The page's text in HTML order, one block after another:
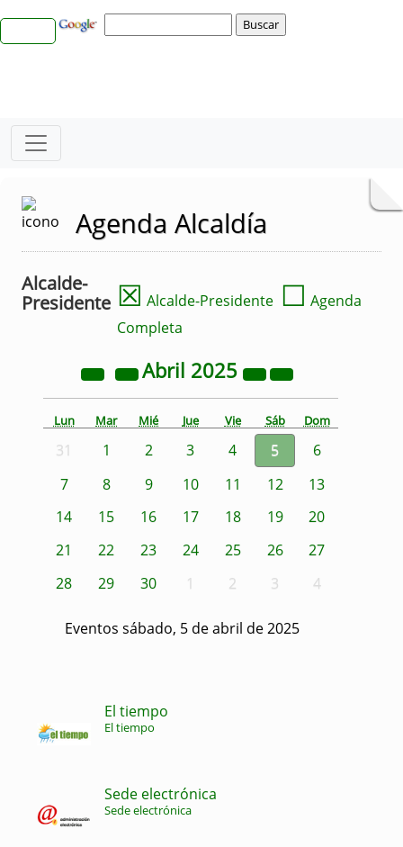
Agenda Alcaldía
Alcalde-
Presidente ☒ Alcalde-Presidente ☐ Agenda
Completa
Abril 2025
Lun Mar Mié Jue Vie Sáb Dom
31 1 2 3 4 5
6
7
8 9 10 11 12
13
14
15 16 17 18 19
20
21
22 23 24 25 26
27
28
29 30 1 2 3 4
Eventos sábado, 5 de abril de 2025
El tiempo
El tiempo
Sede electrónica
Sede electrónica